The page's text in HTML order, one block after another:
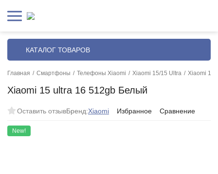
КАТАЛОГ ТОВАРОВ
Главная / Смартфоны / Телефоны Xiaomi / Xiaomi 15/15 Ultra / Xiaomi 15
Xiaomi 15 ultra 16 512gb Белый
Оставить отзывБренд:Xiaomi Избранное Сравнение
New!